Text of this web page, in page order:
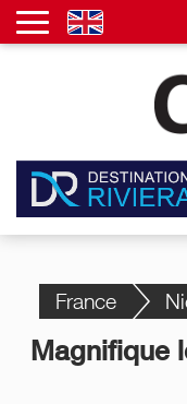
France
Magnifique